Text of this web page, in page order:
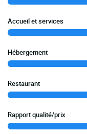
Accueil et services
Hébergement
Restaurant
Rapport qualité/prix